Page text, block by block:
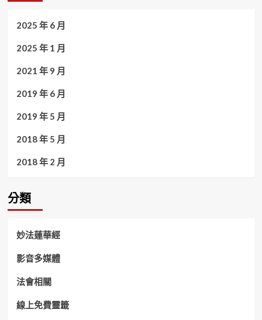
2025 年 6 月
2025 年 1 月
2021 年 9 月
2019 年 6 月
2019 年 5 月
2018 年 5 月
2018 年 2 月
分類
妙法蓮華經
影音多媒體
法會相關
線上免費靈籤